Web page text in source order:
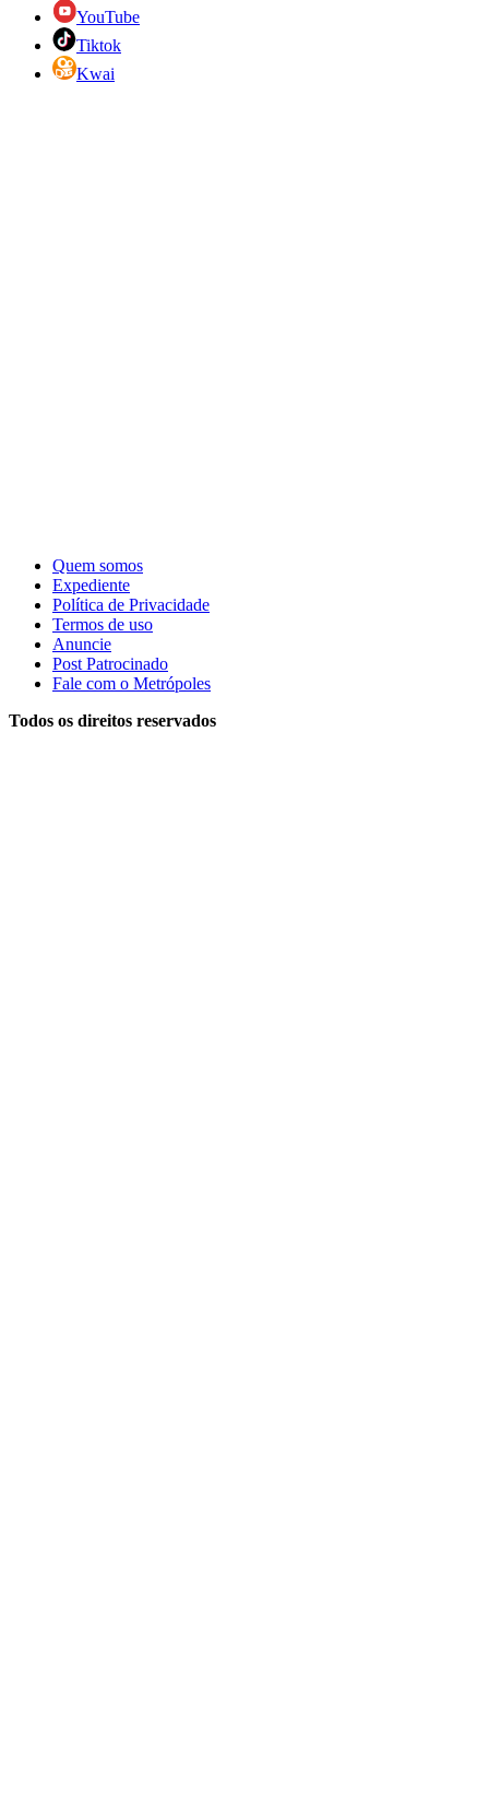
YouTube
Tiktok
Kwai
Quem somos
Expediente
Política de Privacidade
Termos de uso
Anuncie
Post Patrocinado
Fale com o Metrópoles
Todos os direitos reservados